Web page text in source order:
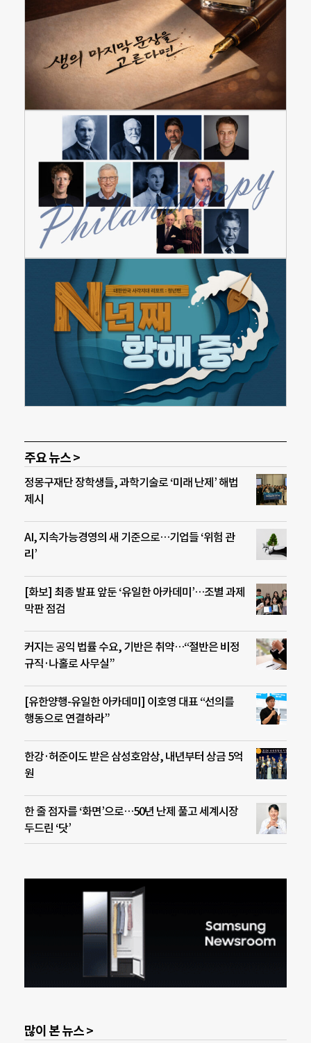
주요 뉴스 >
정몽구재단 장학생들, 과학기술로 ‘미래 난제’ 해법
제시
AI, 지속가능경영의 새 기준으로…기업들 ‘위험 관
리’
[화보] 최종 발표 앞둔 ‘유일한 아카데미’…조별 과제
막판 점검
커지는 공익 법률 수요, 기반은 취약…“절반은 비정
규직·나홀로 사무실”
[유한양행-유일한 아카데미] 이호영 대표 “선의를
행동으로 연결하라”
한강·허준이도 받은 삼성호암상, 내년부터 상금 5억
원
한 줄 점자를 ‘화면’으로…50년 난제 풀고 세계시장
두드린 ‘닷’
많이 본 뉴스 >